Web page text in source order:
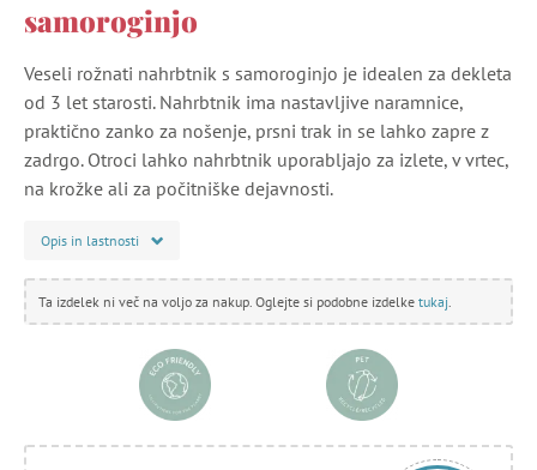
samoroginjo
Veseli rožnati nahrbtnik s samoroginjo je idealen za dekleta
od 3 let starosti. Nahrbtnik ima nastavljive naramnice,
praktično zanko za nošenje, prsni trak in se lahko zapre z
zadrgo. Otroci lahko nahrbtnik uporabljajo za izlete, v vrtec,
na krožke ali za počitniške dejavnosti.
Opis in lastnosti
Ta izdelek ni več na voljo za nakup. Oglejte si podobne izdelke tukaj.